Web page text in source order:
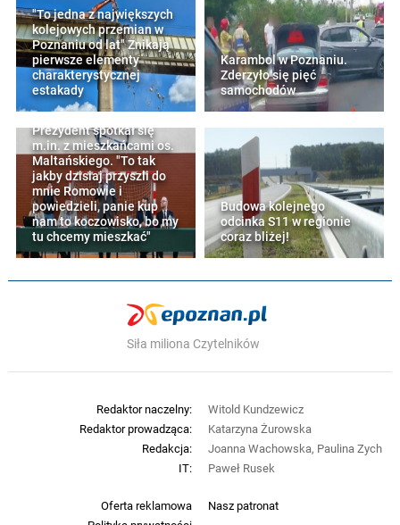
"To jedna z największych
kolejowych przemian w
Poznaniu od lat" Znikają
pierwsze elementy
charakterystycznej
estakady
Karambol w Poznaniu.
Zderzyło się pięć
samochodów
Prezydent spotkał się
m.in. z mieszkańcami os.
Maltańskiego. "To tak
jakby dzisiaj przyszli do
mnie Romowie i
powiedzieli, panie kup
nam to koczowisko, bo my
tu chcemy mieszkać"
Budowa kolejnego
odcinka S11 w regionie
coraz bliżej!
Siła miliona Czytelników
Oferta reklamowa
Nasz patronat
Redaktor naczelny:
Witold Kundzewicz
Redaktor prowadząca:
Katarzyna Żurowska
Redakcja:
Joanna Wachowska, Paulina Zych
IT:
Paweł Rusek